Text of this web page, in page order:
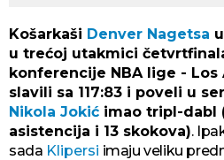
Košarkaši Denver Nagetsa
u trećoj utakmici
konferencije NBA lige - Los
slavili sa 117:83 i poveli u
Nikola Jokić imao tripl-dabl
asistencija i 13 skokova).
sada Klipersi imaju veliku